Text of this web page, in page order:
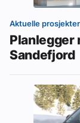
Aktuelle prosjekter
Planlegger
Sandefjord